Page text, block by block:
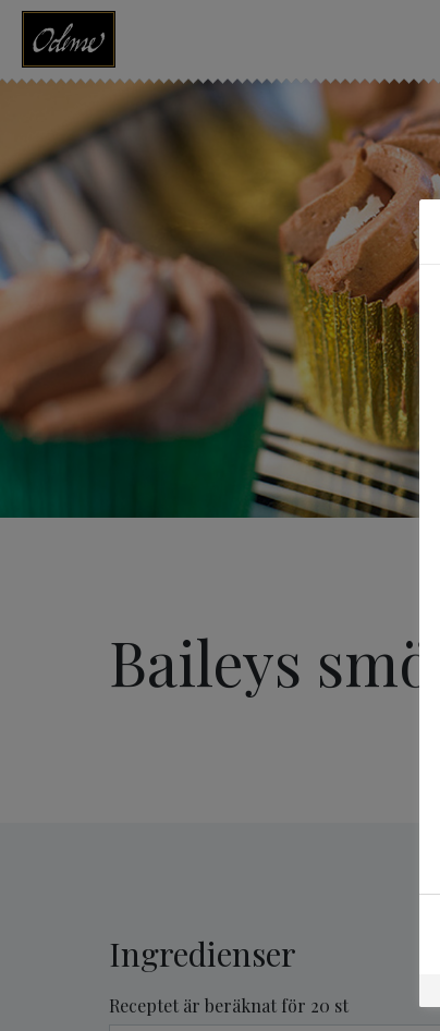
Baileys
Ingredienser
Receptet är beräknat för 20 st